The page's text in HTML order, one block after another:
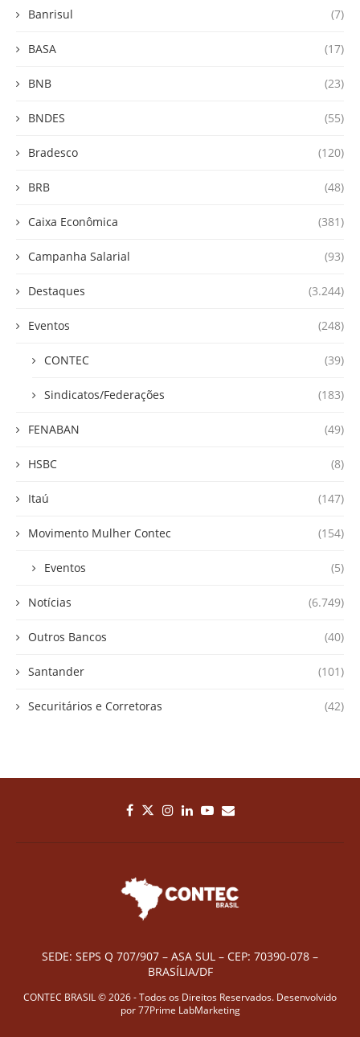
Banrisul (7)
BASA (17)
BNB (23)
BNDES (55)
Bradesco (120)
BRB (48)
Caixa Econômica (381)
Campanha Salarial (93)
Destaques (3.244)
Eventos (248)
CONTEC (39)
Sindicatos/Federações (183)
FENABAN (49)
HSBC (8)
Itaú (147)
Movimento Mulher Contec (154)
Eventos (5)
Notícias (6.749)
Outros Bancos (40)
Santander (101)
Securitários e Corretoras (42)
SEDE: SEPS Q 707/907 – ASA SUL – CEP: 70390-078 –
BRASÍLIA/DF
CONTEC BRASIL © 2026 - Todos os Direitos Reservados. Desenvolvido
por77Prime LabMarketing